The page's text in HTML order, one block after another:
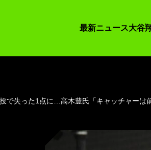
最新ニュース大谷
で失った1点に…高木豊氏「キャッチャー